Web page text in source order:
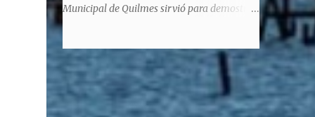
significaba de ninguna manera que era ad
estipendio -depende el cargo- pero tenían
importantísimos beneficios económicos".
Siguie diciendo Castellano: "Los ...
Municipal de Quilmes sirvió para demostrar
la enorme capacidad de un actor de
tantos inmigrantes que llegaron a la
Argentina para hacer la América. La
historia, escrita por el propio protagonista y
Julio Molina -a la sazón director de la